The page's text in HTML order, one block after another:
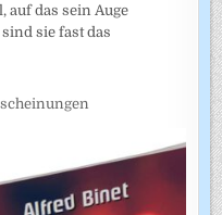
auf das sein Auge
sie fast das